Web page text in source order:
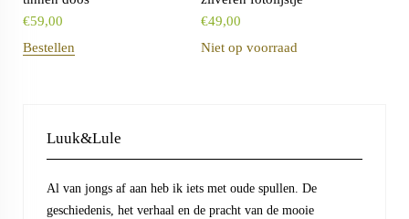
€59,00
Bestellen
€49,00
Niet op voorraad
Luuk&Lule
Al van jongs af aan heb ik iets met oude spullen. De
geschiedenis, het verhaal en de pracht van de mooie